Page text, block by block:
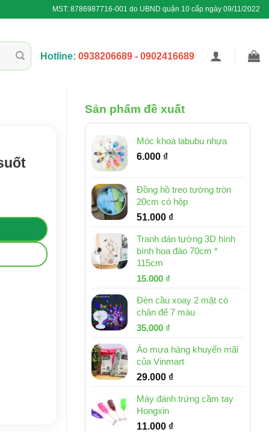
MST: 8786987716-001 do UBND quận 10 cấp ngày 09/11/2022
Hotline: 0938206689 - 0902416689
Sản phẩm đề xuất
Móc khoá labubu nhựa
6.000 ₫
Đồng hồ treo tường tròn
20cm có hộp
51.000 ₫
Tranh dán tường 3D hình
bình hoa đào 70cm *
115cm
Giá
là:
32.000 ₫.
15.000 ₫
tại
là:
Đèn cầu xoay 2 mặt có
chân đế 7 màu
Giá
là:
46.000 ₫.
35.000 ₫
tại
là:
35.000 ₫.
Áo mưa hàng khuyến mãi
của Vinmart
29.000 ₫
Máy đánh trứng cầm tay
Hongxin
11.000 ₫